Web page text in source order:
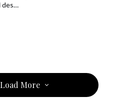
des…
Load More